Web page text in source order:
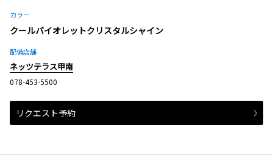
カラー
クールバイオレットクリスタルシャイン
配備店舗
ネッツテラス甲南
078-453-5500
リクエスト予約